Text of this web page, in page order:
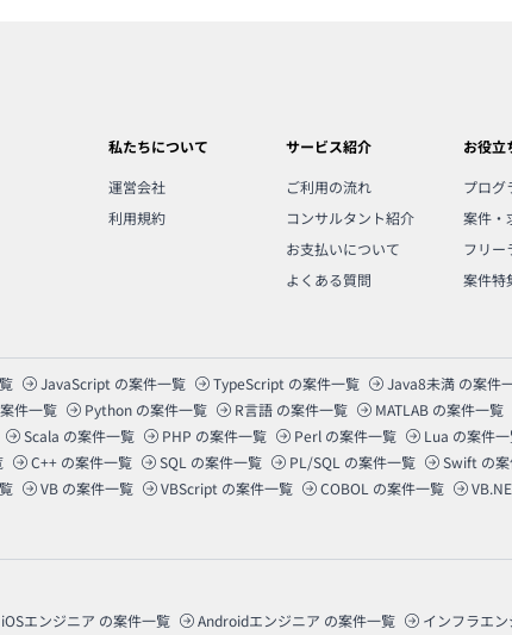
私たちについて
運営会社
利用規約
サービス紹介
ご利用の流れ
コンサルタント紹介
お支払いについて
よくある質問
お役立
プログ
案件・
フリー
案件特
JavaScript の案件一覧 TypeScript の案件一覧 Java8未満 の案件
件一覧
Python の案件一覧 R言語 の案件一覧 MATLAB の案件一覧
Scala の案件一覧 PHP の案件一覧 Perl の案件一覧 Lua の案件
C++ の案件一覧 SQL の案件一覧 PL/SQL の案件一覧 Swift の
VB の案件一覧 VBScript の案件一覧 COBOL の案件一覧
iOSエンジニア の案件一覧 Androidエンジニア の案件一覧 インフラエン